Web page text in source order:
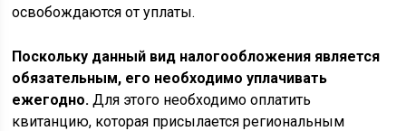
освобождаются от уплаты.
Поскольку данный вид налогообложения является
обязательным, его необходимо уплачивать
ежегодно. Для этого необходимо оплатить
квитанцию, которая присылается региональным